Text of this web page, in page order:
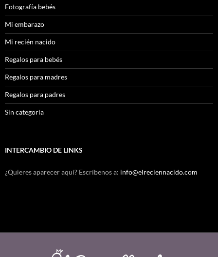
Fotografía bebés
Mi embarazo
Mi recién nacido
Regalos para bebés
Regalos para madres
Regalos para padres
Sin categoría
INTERCAMBIO DE LINKS
¿Quieres aparecer aquí? Escríbenos a: info@elreciennacido.com